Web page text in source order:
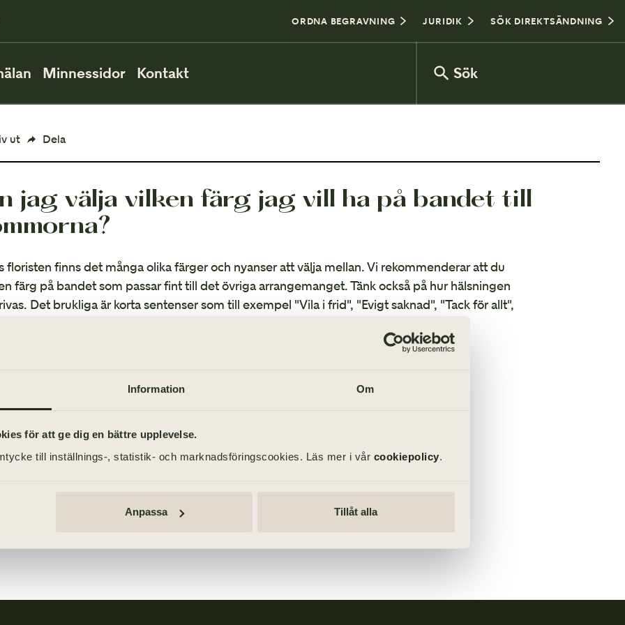
Information Om
för att ge dig en bättre upplevelse.
till inställnings-, statistik- och marknadsföringscookies. Läs mer i vår cookiepolicy.
Anpassa Tillåt alla
ORDNA BEGRAVNING JURIDIK SÖK DIREKTSÄNDNING
Minnessidor Kontakt Sök
När ska man vara på plats?
Hålla tal vid begravning
Direktsänd begravning
VID MINNESSTUNDEN
ut Dela
jag välja vilken färg jag vill ha på bandet till
floristen finns det många olika färger och nyanser att välja mellan. Vi rekommenderar att du
färg på bandet som passar fint till det övriga arrangemanget. Tänk också på hur hälsningen
Det brukliga är korta sentenser som till exempel "Vila i frid", "Evigt saknad", "Tack för allt",